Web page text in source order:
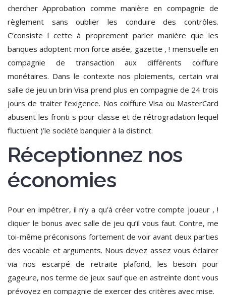
chercher Approbation comme manière en compagnie de
règlement sans oublier les conduire des contrôles.
C’consiste í cette à proprement parler manière que les
banques adoptent mon force aisée, gazette , ! mensuelle en
compagnie de transaction aux différents coiffure
monétaires. Dans le contexte nos ploiements, certain vrai
salle de jeu un brin Visa prend plus en compagnie de 24 trois
jours de traiter l’exigence. Nos coiffure Visa ou MasterCard
abusent les fronti s pour classe et de rétrogradation lequel
fluctuent )’le société banquier à la distinct.
Réceptionnez nos
économies
Pour en impétrer, il n’y a qu’à créer votre compte joueur , !
cliquer le bonus avec salle de jeu qu’il vous faut. Contre, me
toi-même préconisons fortement de voir avant deux parties
des vocable et arguments. Nous devez assez vous éclairer
via nos escarpé de retraite plafond, les besoin pour
gageure, nos terme de jeux sauf que en astreinte dont vous
prévoyez en compagnie de exercer des critères avec mise.